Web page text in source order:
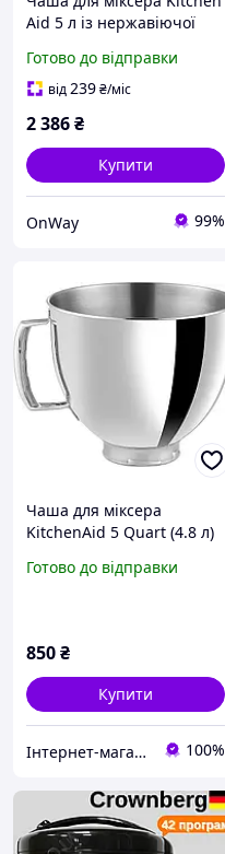
Aid 5 л із нержавіючої
модель PQPO
Готово до відправки
від239₴/міс
2 386₴
Купити
OnWay 99%
Чаша для міксера
KitchenAid 5 Quart (4.8 л)
для планетарного міксера
Готово до відправки
850₴
Купити
Інтернет-магазин «Lite» 100%